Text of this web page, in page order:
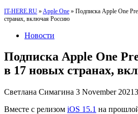
IT-HERE.RU » Apple One » Подписка Apple One
странах, включая Россию
Новости
Подписка Apple One
в 17 новых странах,
Светлана Симагина 3 November 2021
Вместе с релизом iOS 15.1 на